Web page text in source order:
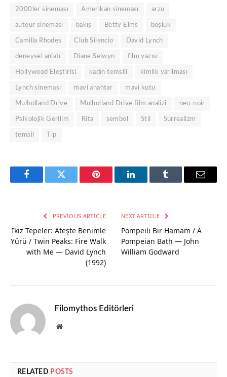
2000ler sineması Amerikan sineması arzu
auteur sineması bakış Betty Elms boşluk
Camilla Rhodes Club Silencio David Lynch
deneysel anlatı Diane Selwyn film yazısı
Hollywood Eleştirisi kadın temsili kimlik yarılması
Lynch sineması mavi anahtar mavi kutu
Mulholland Drive Mulholland Drive film analizi neo-noir
Psikolojik Gerilim Rita sembol Stil Sürrealizm
temsil Tip
FacebookTwitter Pinterest LinkedInTumblr Email
PREVIOUS ARTICLE
İkiz Tepeler: Ateşte Benimle
Yürü / Twin Peaks: Fire Walk
with Me — David Lynch
(1992)
NEXT ARTICLE
Pompeili Bir Hamam / A
Pompeian Bath — John
William Godward
Filomythos Editörleri
Website
RELATED POSTS